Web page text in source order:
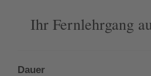
Ihr Fernlehrgang
Dauer